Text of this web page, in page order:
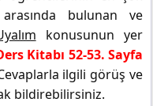
bulunan ve
konusunun yer
Kitabı 52-53. Sayfa
ilgili görüş ve
bildirebilirsiniz.